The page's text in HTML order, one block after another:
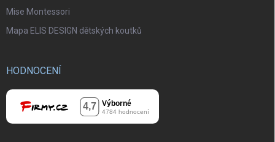
Mise Montessori
Mapa ELIS DESIGN dětských koutků
HODNOCENÍ